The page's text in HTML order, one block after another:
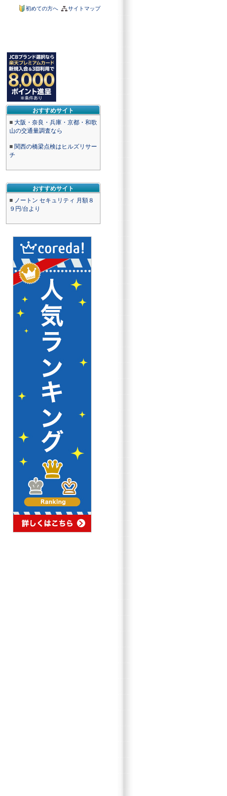
サイトマップ
初めての方へ
おすすめサイト
■ 大阪・奈良・兵庫・京都・和歌
山の交通量調査なら
■ 関西の橋梁点検はヒルズリサー
チ
おすすめサイト
■ ノートン セキュリティ 月額８
９円/台より